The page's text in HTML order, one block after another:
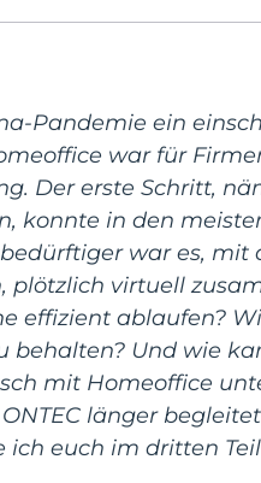
Pandemie ein
war für
Der erste Schritt,
konnte in den
war es,
plötzlich virtuell
effizient ablaufen?
behalten? Und wie
mit Homeoffice
länger
euch im dritten